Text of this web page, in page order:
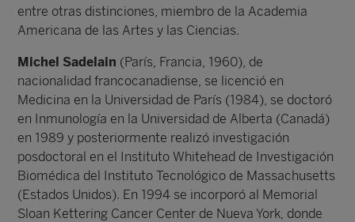
entre otras distinciones, miembro de la Academia
Americana de las Artes y las Ciencias.
Michel Sadelain (París, Francia, 1960), de
nacionalidad francocanadiense, se licenció en
Medicina en la Universidad de París (1984), se doctoró
en Inmunología en la Universidad de Alberta (Canadá)
en 1989 y posteriormente realizó investigación
posdoctoral en el Instituto Whitehead de Investigación
Biomédica del Instituto Tecnológico de Massachusetts
(Estados Unidos). En 1994 se incorporó al Memorial
Sloan Kettering Cancer Center de Nueva York, donde